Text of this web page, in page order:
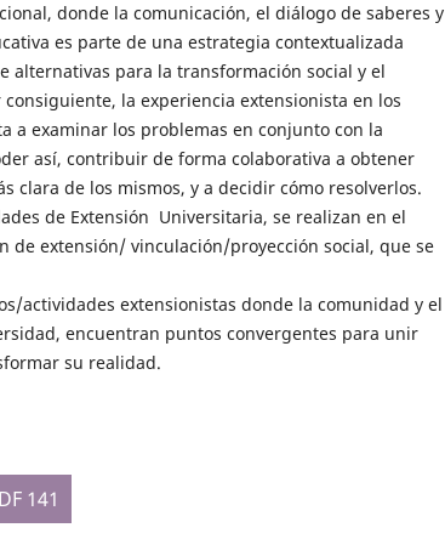
donde la comunicación, el diálogo de saberes y
es parte de una estrategia contextualizada
alternativas para la transformación social y el
la experiencia extensionista en los
a examinar los problemas en conjunto con la
así, contribuir de forma colaborativa a obtener
clara de los mismos, y a decidir cómo resolverlos.
de Extensión Universitaria, se realizan en el
de extensión/ vinculación/proyección social, que se
actividades extensionistas donde la comunidad y el
encuentran puntos convergentes para unir
su realidad.
141